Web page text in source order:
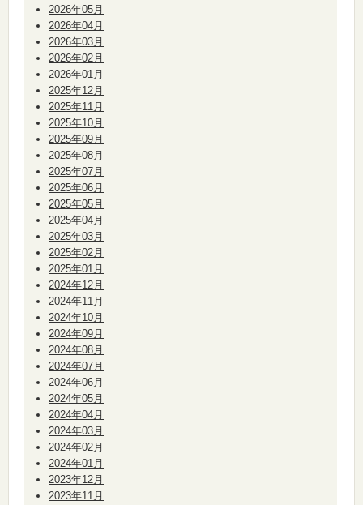
2026年05月
2026年04月
2026年03月
2026年02月
2026年01月
2025年12月
2025年11月
2025年10月
2025年09月
2025年08月
2025年07月
2025年06月
2025年05月
2025年04月
2025年03月
2025年02月
2025年01月
2024年12月
2024年11月
2024年10月
2024年09月
2024年08月
2024年07月
2024年06月
2024年05月
2024年04月
2024年03月
2024年02月
2024年01月
2023年12月
2023年11月